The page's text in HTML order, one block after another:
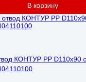
В корзину
КОНТУР РР D110x90